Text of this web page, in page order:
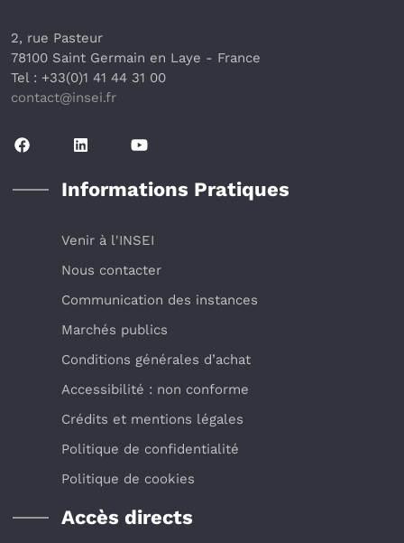
2, rue Pasteur
78100 Saint Germain en Laye - France
Tel : +33(0)1 41 44 31 00
contact@insei.fr
Informations Pratiques
Venir à l'INSEI
Nous contacter
Communication des instances
Marchés publics
Conditions générales d’achat
Accessibilité : non conforme
Crédits et mentions légales
Politique de confidentialité
Politique de cookies
Accès directs